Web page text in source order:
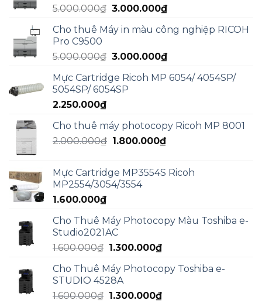
4.990.000₫.
5.000.000₫ Giá
là:
3.000.000₫Giá
tại
3.000.000₫.
Cho thuê Máy in màu công nghiệp RICOH
Pro C9500
5.000.000₫ Giá
là:
5.000.000₫.
3.000.000₫Giá
tại
Mực Cartridge Ricoh MP 6054/ 4054SP/
5054SP/ 6054SP
2.250.000₫
Cho thuê máy photocopy Ricoh MP 8001
2.000.000₫ Giá
2.000.000₫.
1.800.000₫Giá
là:
Mực Cartridge MP3554S Ricoh
MP2554/3054/3554
1.600.000₫
Cho Thuê Máy Photocopy Màu Toshiba e-
Studio2021AC
1.600.000₫ Giá
là:
1.600.000₫.
1.300.000₫Giá
tại
1.300.000₫.
Cho Thuê Máy Photocopy Toshiba e-
STUDIO 4528A
1.600.000₫ Giá
1.300.000₫Giá